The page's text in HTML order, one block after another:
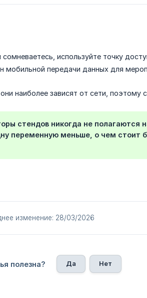
используйте точку
мобильной передачи данных для
наиболее зависят от сети, поэтому
стендов никогда не полагаются
переменную меньше, о чем стоит
изменение: 28/03/2026
полезна? Да Нет